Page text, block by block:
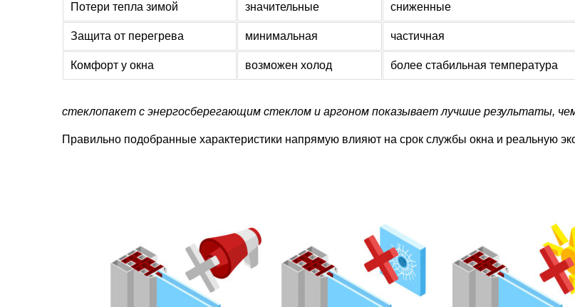
Потери тепла зимой значительные сниженные
Защита от перегрева минимальная частичная
Комфорт у окна возможен холод
более стабильная температура
стеклопакет с энергосберегающим стеклом и аргоном показывает лучшие результаты,
Правильно подобранные характеристики напрямую влияют на срок службы окна и реальную